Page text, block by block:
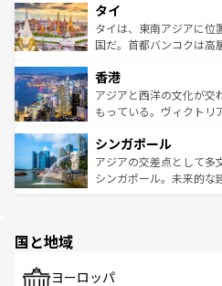
リティに包まれながら、
わって
覧を参照してほしい。
急速な発展と共に伝統が
ーチミン市のフランス統
醸し出している。また、
とつ。フォーやバインミ
ひ現地で味わいたい。ど
が旅行者を迎えてくれる
参照してほしい。
タイ
タイは、東南アジアに位
国だ。首都バンコクは高
の活気が交差している。
帯で自然と触れ合い、南
いビーチでリゾート気分
激する。気候は一年中温
が待っている。親しみや
た文化、そして多様な観
香港
アジアと西洋の文化が交
もっている。ヴィクトリ
み、どこを訪れても感動
ており、効率よく見どこ
うな絶景から文化的な体
シンガポール
アジアの交差点として多
シンガポール。未来的な
で、ホーカーズは地元の
国と地域
ヨーロッパ